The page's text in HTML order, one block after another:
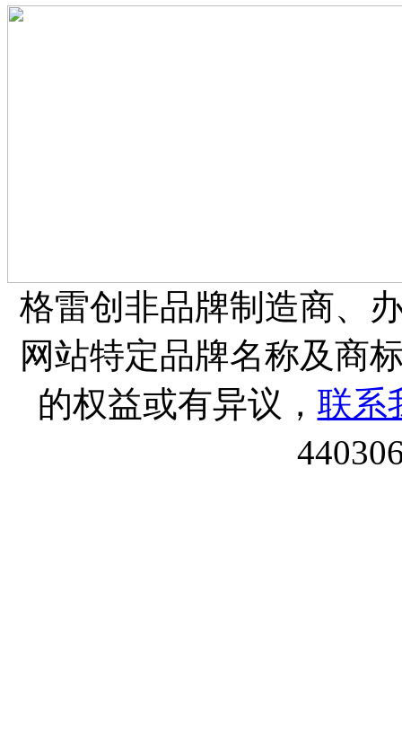
格雷创非品牌制造商、
网站特定品牌名称及商
的权益或有异议， 联系